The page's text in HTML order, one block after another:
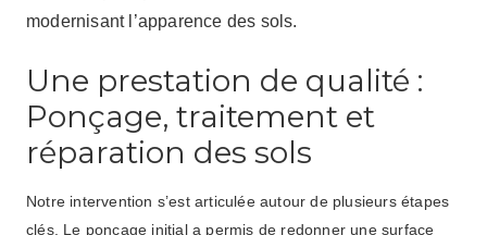
modernisant l’apparence des sols.
Une prestation de qualité :
Ponçage, traitement et
réparation des sols
Notre intervention s’est articulée autour de plusieurs étapes
clés. Le ponçage initial a permis de redonner une surface